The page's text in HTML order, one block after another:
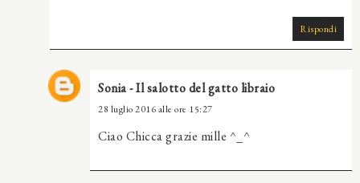
Rispondi
Sonia - Il salotto del gatto libraio
28 luglio 2016 alle ore 15:27
Ciao Chicca grazie mille ^_^